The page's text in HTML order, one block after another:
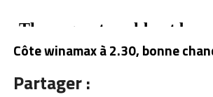
Côte winamax à 2.30, bonne
Partager :